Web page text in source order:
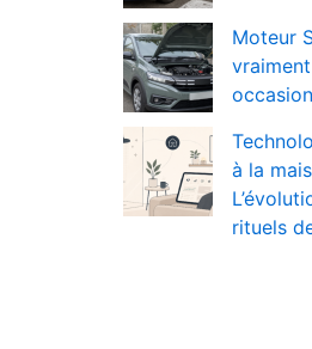
Moteur
à la
rituels